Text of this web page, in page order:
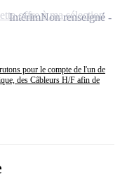
pour le compte de l'un de
des Câbleurs H/F afin de
IntérimNon renseigné
offre à ma sélection